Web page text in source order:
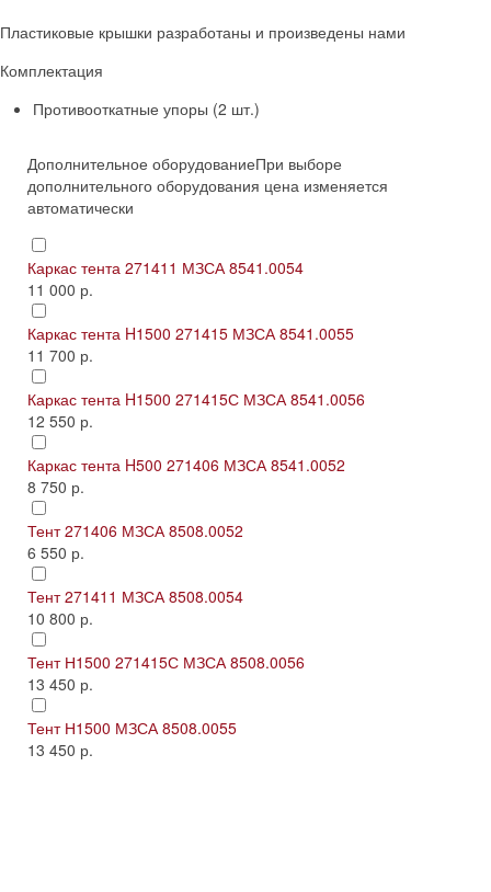
Пластиковые крышки разработаны и произведены нами
Комплектация
Противооткатные упоры (2 шт.)
Дополнительное оборудованиеПри выборе
дополнительного оборудования цена изменяется
автоматически
Каркас тента 271411 МЗСА 8541.0054
11 000 р.
Каркас тента H1500 271415 МЗСА 8541.0055
11 700 р.
Каркас тента H1500 271415С МЗСА 8541.0056
12 550 р.
Каркас тента H500 271406 МЗСА 8541.0052
8 750 р.
Тент 271406 МЗСА 8508.0052
6 550 р.
Тент 271411 МЗСА 8508.0054
10 800 р.
Тент Н1500 271415С МЗСА 8508.0056
13 450 р.
Тент Н1500 МЗСА 8508.0055
13 450 р.